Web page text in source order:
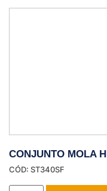
CONJUNTO MOLA
CÓD: ST340SF